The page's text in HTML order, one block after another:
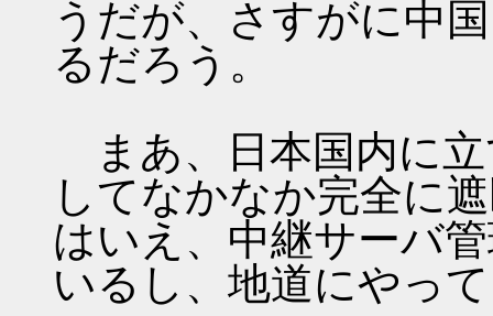
うだが、さすがに中
るだろう。
まあ、日本国内に
してなかなか完全に
はいえ、中継サーバ
いるし、地道にやっ